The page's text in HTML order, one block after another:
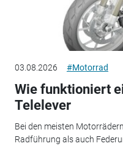
03.08.2026 #Motorrad
Wie funktioniert
Telelever
Bei den meisten
Radführung als auch